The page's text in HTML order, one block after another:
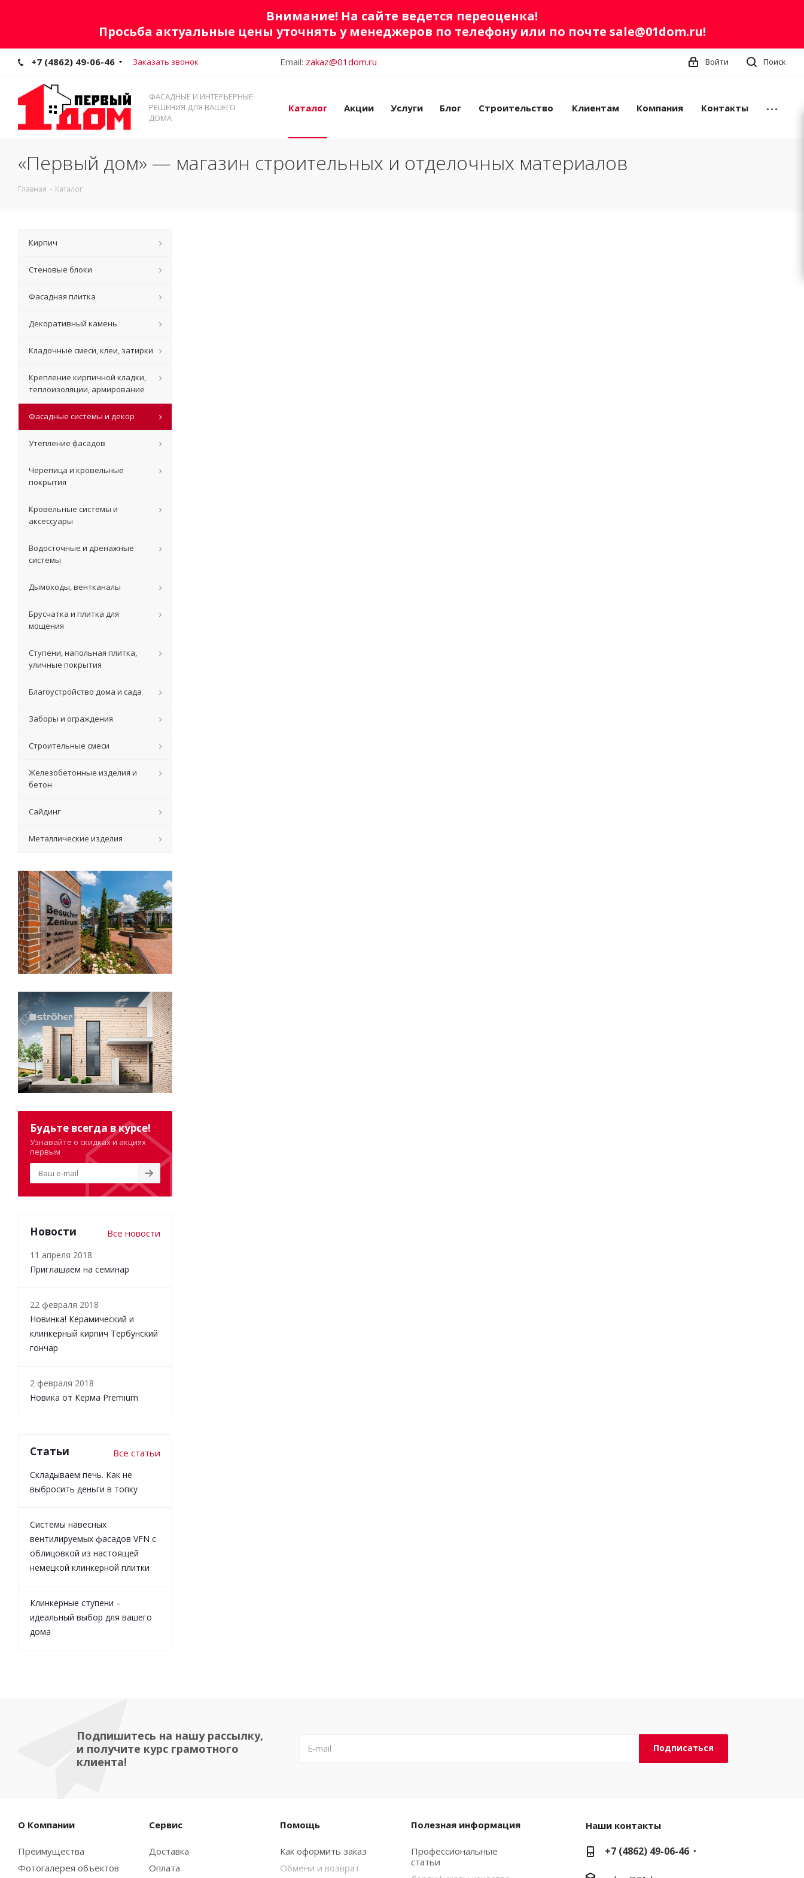
Внимание! На сайте ведется переоценка!
Просьба актуальные цены уточнять у менеджеров по телефону или по почте sale@01dom.ru!
+7 (4862) 49-06-46 Заказать звонок Email: zakaz@01dom.ru Поиск
Войти
ФАСАДНЫЕ И ИНТЕРЬЕРНЫЕ
РЕШЕНИЯ ДЛЯ ВАШЕГО
ДОМА
Каталог Акции Услуги Блог Строительство Клиентам Компания Контакты
«Первый дом» — магазин строительных и отделочных материалов
Главная - Каталог
Кирпич
Стеновые блоки
Фасадная плитка
Декоративный камень
Кладочные смеси, клеи, затирки
Крепление кирпичной кладки,
теплоизоляции, армирование
Фасадные системы и декор
Утепление фасадов
Черепица и кровельные
покрытия
Кровельные системы и
аксессуары
Водосточные и дренажные
системы
Дымоходы, вентканалы
Брусчатка и плитка для
мощения
Ступени, напольная плитка,
уличные покрытия
Благоустройство дома и сада
Заборы и ограждения
Строительные смеси
Железобетонные изделия и
бетон
Сайдинг
Металлические изделия
Будьте всегда в курсе!
Узнавайте о скидках и акциях
первым
Новости Все новости
11 апреля 2018
Приглашаем на семинар
22 февраля 2018
Новинка! Керамический и
клинкерный кирпич Тербунский
гончар
2 февраля 2018
Новика от Керма Premium
Статьи Все статьи
Складываем печь. Как не
выбросить деньги в топку
Системы навесных
вентилируемых фасадов VFN с
облицовкой из настоящей
немецкой клинкерной плитки
Клинкерные ступени –
идеальный выбор для вашего
дома
Подпишитесь на нашу рассылку,
и получите курс грамотного
клиента!
О Компании
Преимущества
Фотогалерея объектов
Сервис
Доставка
Оплата
Помощь
Как оформить заказ
Обмени и возврат
Полезная информация
Профессиональные
статьи
Наши контакты
+7 (4862) 49-06-46